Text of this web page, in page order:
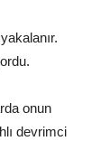
onun
devrimci